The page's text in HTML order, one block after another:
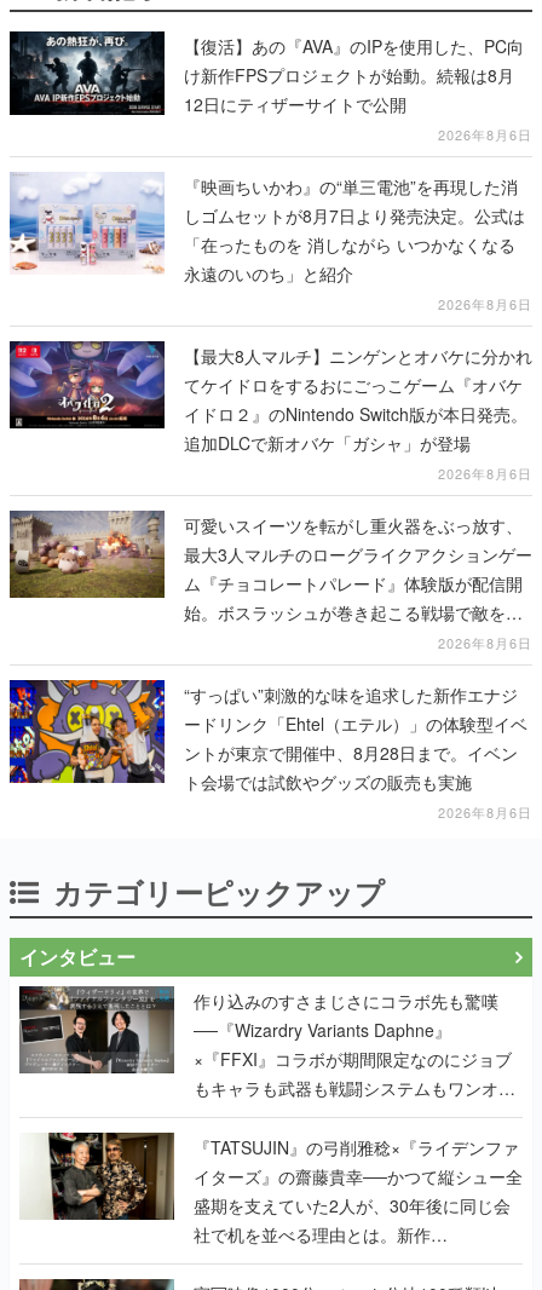
12日にティザーサイトで公開
2026年8月6日
『映画ちいかわ』の“単三電池”を再現した消
しゴムセットが8月7日より発売決定。公式は
「在ったものを 消しながら いつかなくなる
永遠のいのち」と紹介
2026年8月6日
【最大8人マルチ】ニンゲンとオバケに分かれ
てケイドロをするおにごっこゲーム『オバケ
イドロ２』のNintendo Switch版が本日発売。
追加DLCで新オバケ「ガシャ」が登場
2026年8月6日
可愛いスイーツを転がし重火器をぶっ放す、
最大3人マルチのローグライクアクションゲー
ム『チョコレートパレード』体験版が配信開
始。ボスラッシュが巻き起こる戦場で敵を倒
し、コインを集めてスコアを競い合え2026年8月6日
“すっぱい”刺激的な味を追求した新作エナジ
ードリンク「Ehtel（エテル）」の体験型イベ
ントが東京で開催中、8月28日まで。イベン
ト会場では試飲やグッズの販売も実施
2026年8月6日
カテゴリーピックアップ
作り込みのすさまじさにコラボ先も驚嘆
──『Wizardry Variants Daphne』
もキャラも武器も戦闘システムもワンオフ
で作り込まれた理由を両ディレクターに聞
く
『TATSUJIN』の弓削雅稔×『ライデンファ
イターズ』の齋藤貴幸──かつて縦シュー全
盛期を支えていた2人が、30年後に同じ会
社で机を並べる理由とは。新作
『TATSUJIN EXTREME』で初タッグを組
んだレジェンド2人に訊く開発秘話
実写映像1000分、ルート分岐100種類以
上。配信開始5日で100万本を売った、中国
発の実写インタラクティブドラマゲーム